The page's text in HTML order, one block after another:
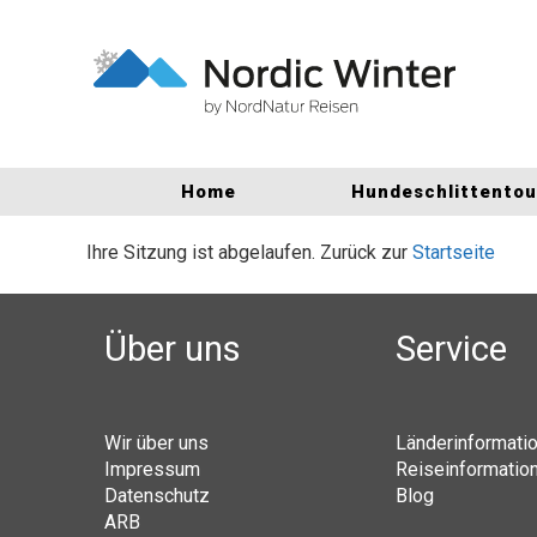
Home
Ihre Sitzung ist abgelaufen. Zurück zur Startseite
Über uns
Wir über uns
Impressum
Datenschutz
ARB
Service
Blog